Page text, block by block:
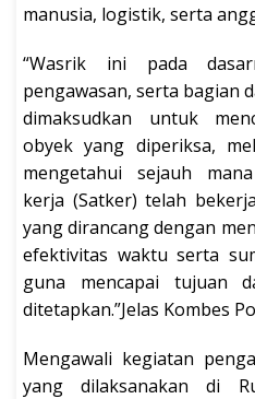
manusia, logistik, serta
“Wasrik ini pada
pengawasan, serta bagian
dimaksudkan untuk
obyek yang diperiksa,
mengetahui sejauh
kerja (Satker) telah
yang dirancang dengan
efektivitas waktu serta
guna mencapai tujuan
ditetapkan.”Jelas Kombes
Mengawali kegiatan
yang dilaksanakan di